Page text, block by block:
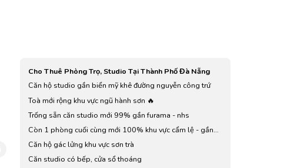
Cho Thuê Phòng Trọ, Studio Tại Thành Phố Đà Nẵng
Căn hộ studio gần biển mỹ khê đường nguyễn công trứ
Toà mới rộng khu vực ngũ hành sơn 🔥
Trống sẵn căn studio mới 99% gần furama - nhs
Còn 1 phòng cuối cùng mới 100% khu vực cẩm lệ - gần
nguyễn hữu thọ
Căn hộ gác lửng khu vực sơn trà
Căn studio có bếp, cửa sổ thoáng